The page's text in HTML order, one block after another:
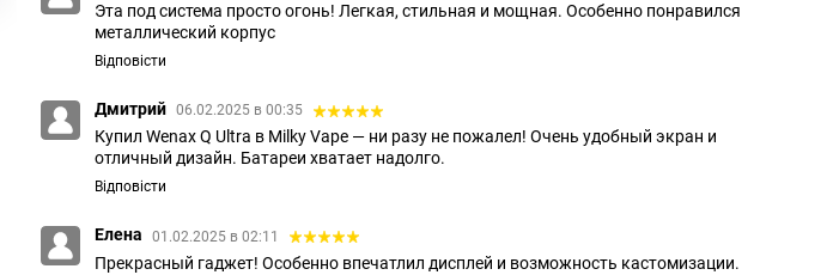
Эта под система просто огонь! Легкая, стильная и мощная. Особенно понравился
металлический корпус
Відповісти
Дмитрий 06.02.2025 в 00:35
Купил Wenax Q Ultra в Milky Vape — ни разу не пожалел! Очень удобный экран и
отличный дизайн. Батареи хватает надолго.
Відповісти
Елена 01.02.2025 в 02:11
Прекрасный гаджет! Особенно впечатлил дисплей и возможность кастомизации.